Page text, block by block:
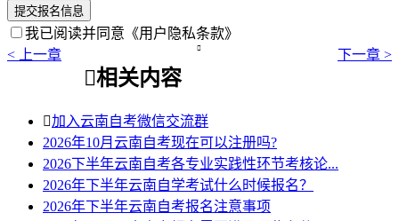
提交报名信息
我已阅读并同意 《用户隐私条款》
< 上一章
 下一章 >
相关内容
加入云南自考微信交流群
2026年10月云南自考现在可以注册吗?
2026下半年云南自考各专业实践性环节考核论...
2026年下半年云南自学考试什么时候报名？
2026年下半年云南自考报名注意事项